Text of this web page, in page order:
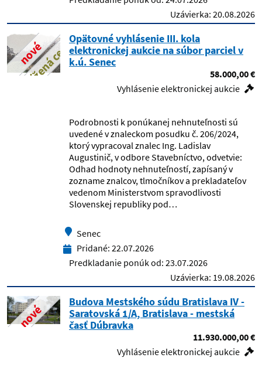
Detská fakultná nemocnica
s poliklinikou Banská Bystrica
Detské integračné centrum, Lučenec
Detský domov Harmónia
Detský domov MBS, Trenčín
Detský domov Poprad
Michaľany
Detský domov, Bytča
Detský domov, Dobšiná
Detský domov, Ilava-Klobušice
Detský domov, Jesenské
Uzávierka: 20.08.2026
nové
znížená cenaOpätovné vyhlásenie III. kola
elektronickej aukcie na súbor parciel v
k.ú. Senec
58.000,00 €
Vyhlásenie elektronickej aukcie
Podrobnosti k ponúkanej nehnuteľnosti sú
uvedené v znaleckom posudku č. 206/2024,
ktorý vypracoval znalec Ing. Ladislav
Augustinič, v odbore Stavebníctvo, odvetvie:
Odhad hodnoty nehnuteľností, zapísaný v
zozname znalcov, tlmočníkov a prekladateľov
vedenom Ministerstvom spravodlivosti
Slovenskej republiky pod…
Senec
Pridané: 22.07.2026
Predkladanie ponúk od: 23.07.2026
Uzávierka: 19.08.2026
nové
Budova Mestského súdu Bratislava IV -
Saratovská 1/A, Bratislava - mestská
časť Dúbravka
11.930.000,00 €
Vyhlásenie elektronickej aukcie